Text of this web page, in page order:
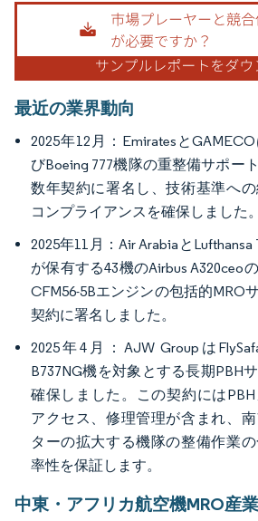
画像 © Mordor Intelligence。再利用にはCC BY
最近の業界動向
2025年12月：Emiratesと
びBoeing 777機隊の重整備サポー
数年契約に署名し、技術基準へ
コンプライアンスを確保しました。
2025年11月：Air ArabiaとLufthansa
が保有する43機のAirbus A320ceo
CFM56-5Bエンジンの包括的MRO
契約に署名しました。
2025年4月：AJW Groupは
B737NG機を対象とする長期PBH
確保しました。この契約には
アクセス、修理管理が含まれ、
ターの拡大する機隊の整備作業
率性を保証します。
中東・アフリカ航空機MRO産